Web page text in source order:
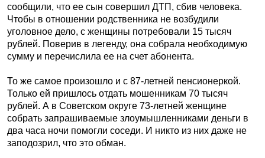
сообщили, что ее сын совершил ДТП, сбив человека.
Чтобы в отношении родственника не возбудили
уголовное дело, с женщины потребовали 15 тысяч
рублей. Поверив в легенду, она собрала необходимую
сумму и перечислила ее на счет абонента.
То же самое произошло и с 87-летней пенсионеркой.
Только ей пришлось отдать мошенникам 70 тысяч
рублей. А в Советском округе 73-летней женщине
собрать запрашиваемые злоумышленниками деньги в
два часа ночи помогли соседи. И никто из них даже не
заподозрил, что это обман.